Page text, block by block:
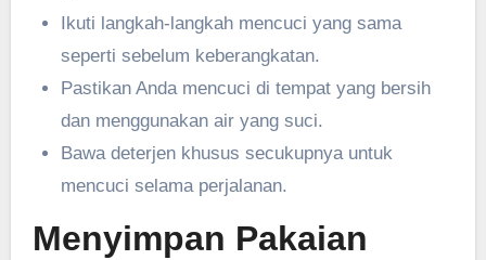
Ikuti langkah-langkah mencuci yang sama
seperti sebelum keberangkatan.
Pastikan Anda mencuci di tempat yang bersih
dan menggunakan air yang suci.
Bawa deterjen khusus secukupnya untuk
mencuci selama perjalanan.
Menyimpan Pakaian